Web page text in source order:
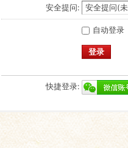
安全提问:
自动登录
登录
快捷登录: